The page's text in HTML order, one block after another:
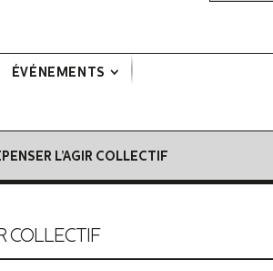
ÉVÉNEMENTS
L’AGIR COLLECTIF
COLLECTIF